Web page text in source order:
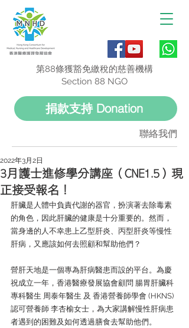
聯絡我們
捐款支持 Donation
第88條獲豁免繳稅的慈善機構
Section 88 NGO
3月護士進修學分講座（CNE1.5）現
正接受報名！
2022年3月2日
肝臟是人體中負責代謝的器官，扮演著去除毒素
的角色，因此肝臟的健康是十分重要的。然而，
當身邊的人不幸患上乙型肝炎、丙型肝炎等慢性
肝病，又應該如何去照顧和幫助他們？
營肝天地是一個專為肝病醫患而設的平台。為慶
祝成立一年，香港醫療發展協會顧問 腸胃肝臟科
專科醫生 周泰年醫生 及 香港營養師學會 (HKNS)
認可營養師 李杏榆女士，為大家講解慢性肝病患
者遇到的困難及如何透過膳食去幫助他們。